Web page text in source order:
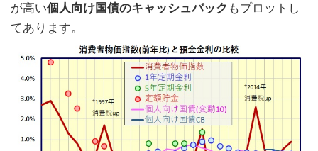
が高い個人向け国債のキャッシュバック もプロットし
てあります。